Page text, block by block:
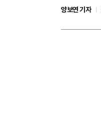
양보연 기자